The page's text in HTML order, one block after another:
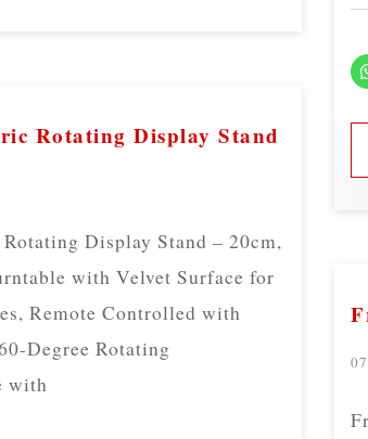
Rotating Display Stand
Display Stand – 20cm,
with Velvet Surface for
Remote Controlled with
Degree Rotating
with